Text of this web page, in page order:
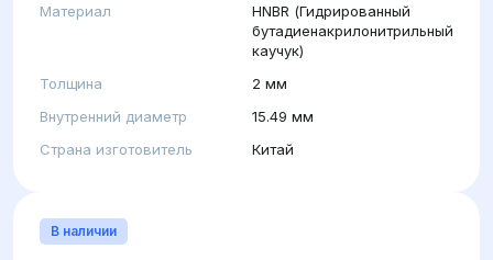
Материал
HNBR (Гидрированный
бутадиенакрилонитрильный
каучук)
Толщина
2 мм
Внутренний диаметр
15.49 мм
Страна изготовитель
Китай
В наличии